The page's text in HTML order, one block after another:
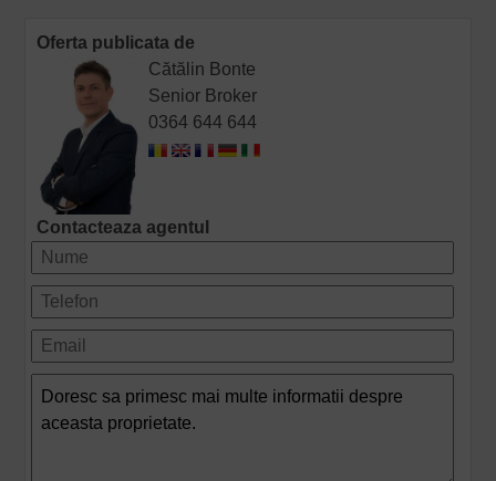
Oferta publicata de
Cătălin Bonte
Senior Broker
0364 644 644
Contacteaza agentul